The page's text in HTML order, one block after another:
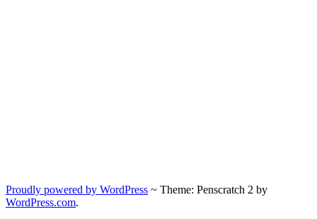
Proudly powered by WordPress ~ Theme: Penscratch 2 by
WordPress.com.